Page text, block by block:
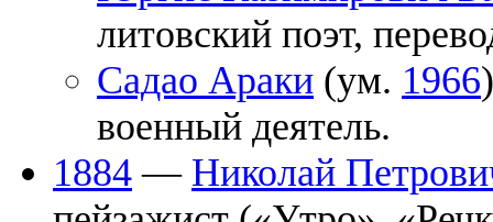
литовский поэт,
Садао Араки (ум. 1966
военный деятель.
1884 — Николай